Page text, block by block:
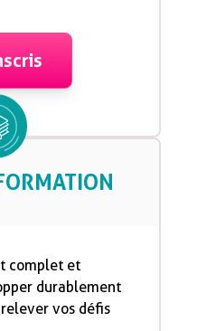
complet et
durablement
vos défis